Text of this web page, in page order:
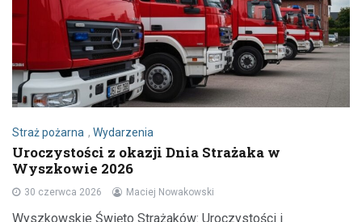
Straż pożarna , Wydarzenia
Uroczystości z okazji Dnia Strażaka w
Wyszkowie 2026
30 czerwca 2026 Maciej Nowakowski
Wyszkowskie Święto Strażaków: Uroczystości i